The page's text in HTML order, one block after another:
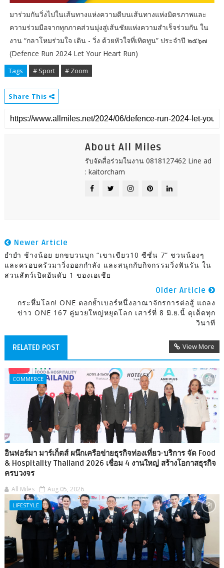
มาร่วมกันวิ่งไปในเส้นทางแห่งความดีบนเส้นทางแห่งมิตรภาพและ
ความร่วมมือจากทุกภาคส่วนมุ่งสู่เส้นชัยแห่งความสำเร็จร่วมกัน ใน
งาน “กลาโหมร่วมใจ เดิน - วิ่ง ด้วยหัวใจที่เทิดทูน” ประจำปี ๒๕๖๗
(Defence Run 2024 Let Your Heart Run)
Tags # Sport # Zoom
Share This
About All Miles
รับจัดสื่อร่วมในงาน 0818127462 Line ad
: kaitorcham
Newer Article
ยำยำ ช้างน้อย ยกขบวนบุก “เขาเขียว10 ซีซั่น 7” ชวนน้องๆ
และครอบครัวมาวิ่งออกกำลัง และสนุกกับกิจกรรมวิ่งฟันรัน ใน
สวนสัตว์เปิดอันดับ 1 ของเอเชีย
Older Article
กระหึ่มโลก! ONE ตอกย้ำเบอร์หนึ่งอาณาจักรการต่อสู้ แถลง
ข่าว ONE 167 คู่มวยใหญ่หยุดโลก เสาร์ที่ 8 มิ.ย.นี้ ดุเด็ดทุก
วินาที
RELATED POST View More
COMMERCE
อินฟอร์มา มาร์เก็ตส์ ผนึกเครือข่ายธุรกิจท่องเที่ยว-บริการ จัด Food
& Hospitality Thailand 2026 เชื่อม 4 งานใหญ่ สร้างโอกาสธุรกิจ
ครบวงจร
All Miles Aug 05, 2026
LIFESTYLE